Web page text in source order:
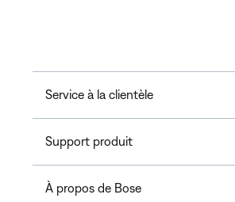
Service à la clientèle
Support produit
À propos de Bose